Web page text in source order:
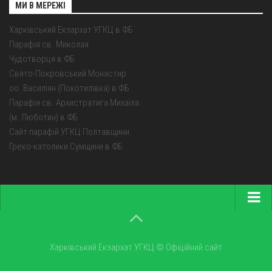
МИ В МЕРЕЖІ
Харківський Екзархат УГКЦ в ФБ
Парафія св. Миколая
Чудотворця в ФБ
Свято-Покровський Монастир
оо. Василіян (Покотилівка) в ФБ
Парафія св. Архистратига Михаїла
(м. Люботин) в ФБ
Сайт парафій УГКЦ Полтавщини
Греко-католики Сумщини в ФБ
Про екзархатХарківський Екзархат УГКЦ © Офіційний сайт